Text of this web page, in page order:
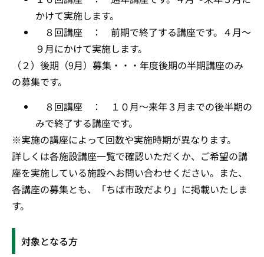
かけて実施します。
８回講座 ： 前期で終了する講座です。４月～
９月にかけて実施します。
（２）後期（9月）募集・・・年度後期の半期講座のみ
の募集です。
８回講座 ： １０月～来年３月までの後半期の
みで終了する講座です。
※実施の講座によって回数や実施時期が異なります。
詳しくは各施設講座一覧で確認いただくか、ご希望の講
座を実施している施設へお問い合わせください。また、
各講座の募集とも、「ちば市政だより」に掲載いたしま
す。
対象となる方